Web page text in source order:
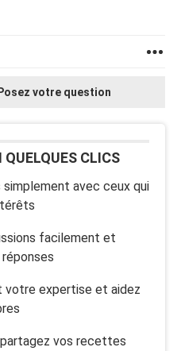
Posez votre question
QUELQUES CLICS
avec ceux qui
facilement et
votre expertise et aidez
vos recettes